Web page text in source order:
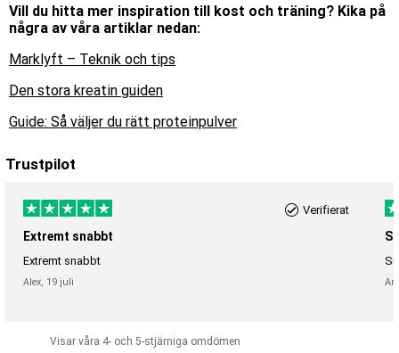
Vill du hitta mer inspiration till kost och träning? Kika på
några av våra artiklar nedan:
Marklyft – Teknik och tips
Den stora kreatin guiden
Guide: Så väljer du rätt proteinpulver
Trustpilot
Verifierat
Extremt snabbt
Extremt snabbt
Alex, 19 juli
Visar våra 4- och 5-stjärniga omdömen